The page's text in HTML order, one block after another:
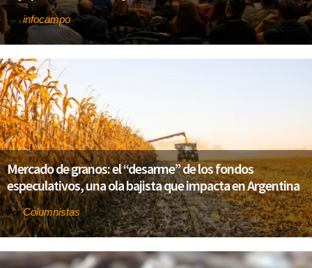
Porinfocampo
Mercado de granos: el “desarme” de los fondos
especulativos, una ola bajista que impacta en Argentina
PorColumnistas